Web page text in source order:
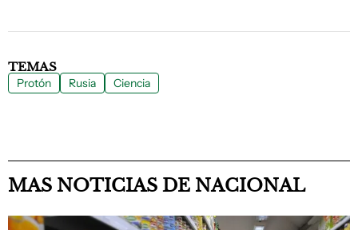
TEMAS
Protón Rusia Ciencia
MAS NOTICIAS DE NACIONAL